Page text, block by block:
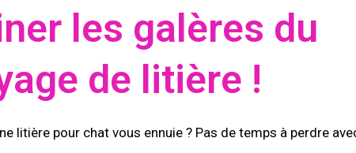
les galères du
de litière !
litière pour chat vous ennuie ? Pas de temps à perdre